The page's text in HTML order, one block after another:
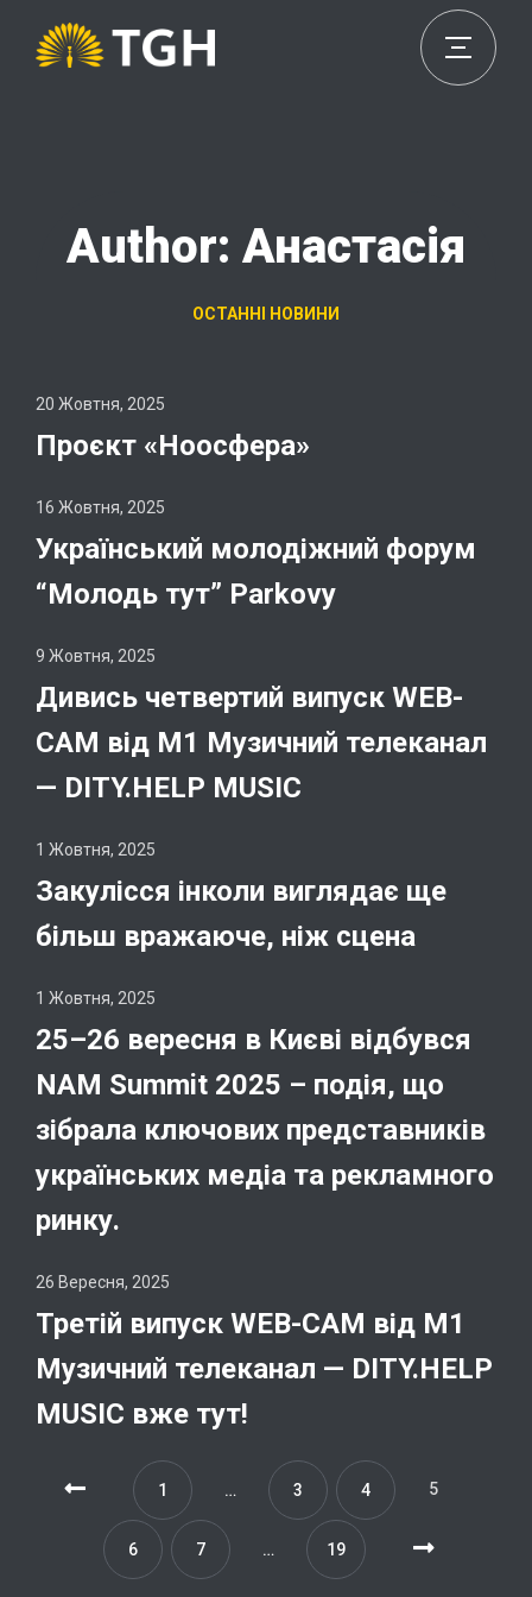
Author: Анастасія
ОСТАННІ НОВИНИ
20 Жовтня, 2025
Проєкт «Ноосфера»
16 Жовтня, 2025
Український молодіжний форум
“Молодь тут” Parkovy
9 Жовтня, 2025
Дивись четвертий випуск WEB-
CAM від М1 Музичний телеканал
— DITY.HELP MUSIC
1 Жовтня, 2025
Закулісся інколи виглядає ще
більш вражаюче, ніж сцена
1 Жовтня, 2025
25–26 вересня в Києві відбувся
NAM Summit 2025 – подія, що
зібрала ключових представників
українських медіа та рекламного
ринку.
26 Вересня, 2025
Третій випуск WEB-CAM від М1
Музичний телеканал — DITY.HELP
MUSIC вже тут!
1 … 3 4 5
6 7 … 19